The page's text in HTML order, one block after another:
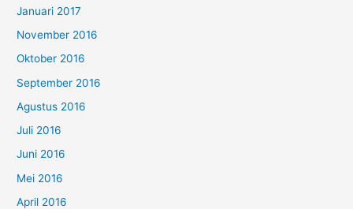
Januari 2017
November 2016
Oktober 2016
September 2016
Agustus 2016
Juli 2016
Juni 2016
Mei 2016
April 2016